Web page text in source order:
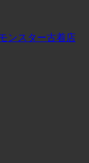
ンスター古着店